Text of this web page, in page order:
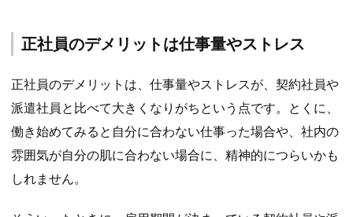
正社員のデメリットは仕事量やストレス
正社員のデメリットは、仕事量やストレスが、契約社員や
派遣社員と比べて大きくなりがちという点です。とくに、
働き始めてみると自分に合わない仕事った場合や、社内の
雰囲気が自分の肌に合わない場合に、精神的につらいかも
しれません。